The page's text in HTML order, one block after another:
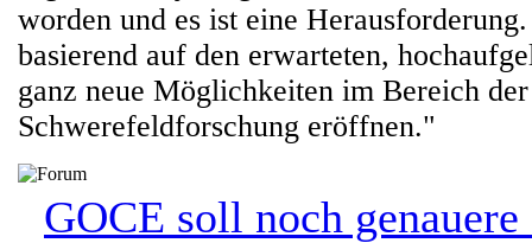
worden und es ist eine
basierend auf den erwarteten,
ganz neue Möglichkeiten im Bereich der
Schwerefeldforschung eröffnen."
GOCE soll noch genauere